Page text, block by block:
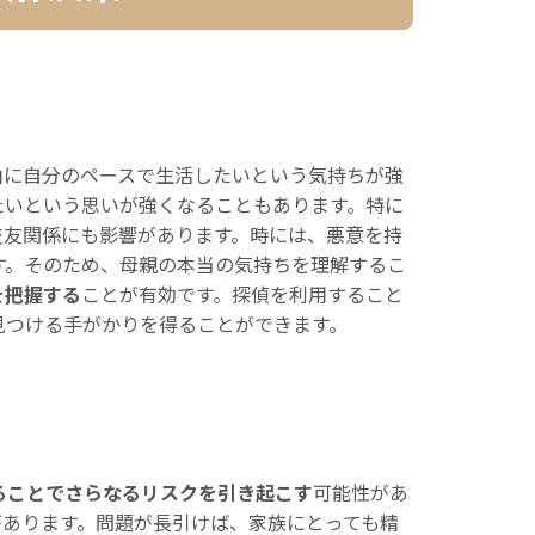
自分のペースで生活したいという気持ちが強
という思いが強くなることもあります。特に
関係にも影響があります。時には、悪意を持
そのため、母親の本当の気持ちを理解するこ
握する ことが有効です。探偵を利用すること
ける手がかりを得ることができます。
とでさらなるリスクを引き起こす可能性があ
ります。問題が長引けば、家族にとっても精